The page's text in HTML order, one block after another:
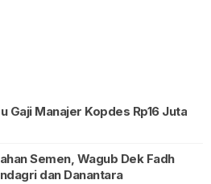
Gaji Manajer Kopdes Rp16 Juta
Semen, Wagub Dek Fadh
dan Danantara